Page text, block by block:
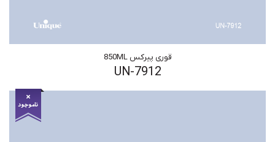
قوری پیرکس 850ML
UN-7912